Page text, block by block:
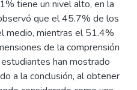
tiene un nivel alto, en la
que el 45.7% de los
medio, mientras el 51.4%
de la comprensión
han mostrado
a la conclusión, al obtener